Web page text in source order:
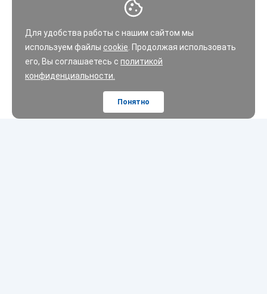
Для удобства работы с нашим сайтом мы
используем файлы cookie . Продолжая использовать
его, Вы соглашаетесь с политикой
конфиденциальности.
Понятно